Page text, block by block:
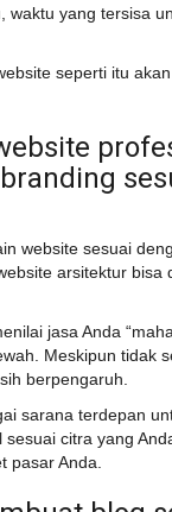
waktu yang tersisa
seperti itu
website sesuai
arsitektur bisa
jasa Anda
Meskipun tidak
berpengaruh.
sarana terdepan
citra yang
pasar Anda.